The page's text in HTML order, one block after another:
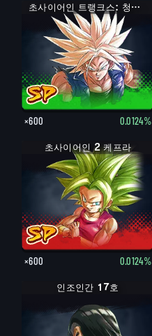
초사이어인 트랭크스: 청년기
×600 0.0124%
초사이어인 2 케프라
×600 0.0124%
인조인간 17호